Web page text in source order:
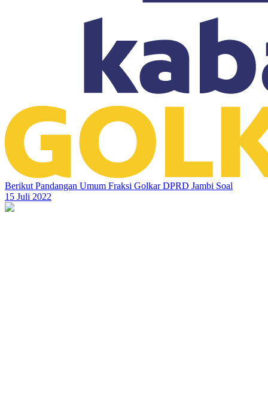
Berikut Pandangan Umum Fraksi Golkar DPRD Jambi Soal
15 Juli 2022